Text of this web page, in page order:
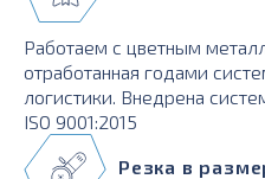
Работаем с цветным
отработанная годами
логистики. Внедрена
ISO 9001:2015
Резка в